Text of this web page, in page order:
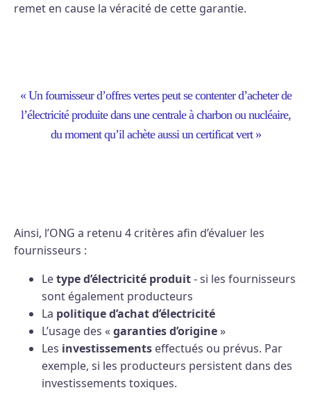
remet en cause la véracité de cette garantie.
« Un fournisseur d’offres vertes peut se contenter d’acheter de
l’électricité produite dans une centrale à charbon ou nucléaire,
du moment qu’il achète aussi un certificat vert »
Ainsi, l’ONG a retenu 4 critères afin d’évaluer les
fournisseurs :
Letype d’électricité produit- si les fournisseurs
sont également producteurs
La politique d’achat d’électricité
L’usage des «garanties d’origine»
Les investissements effectués ou prévus. Par
exemple, si les producteurs persistent dans des
investissements toxiques.